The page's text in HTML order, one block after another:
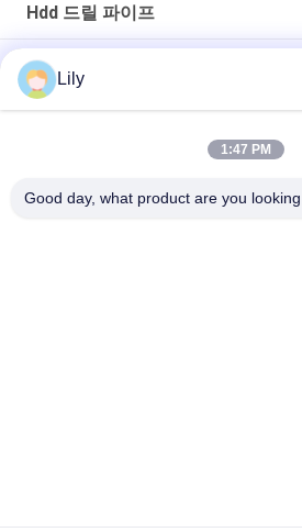
Hdd 드릴 파이프
ZX60 스레드 더블 탑 S135 드릴 파이프 /
724 MPa 항복 강도용 G105 및 S135 강
Lily
1:47 PM
Good day, what product are you